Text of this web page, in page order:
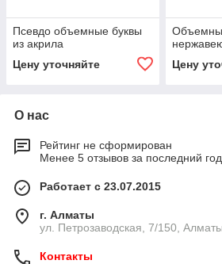
Псевдо объемные буквы
из акрила
Цену уточняйте
Цену
О нас
Рейтинг не сформирован
Менее 5 отзывов за последний год
Работает с 23.07.2015
г. Алматы
ул. Петрозаводская, 7/150,
Контакты